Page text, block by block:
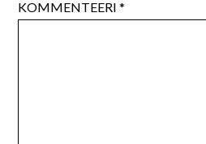
KOMMENTEERI*